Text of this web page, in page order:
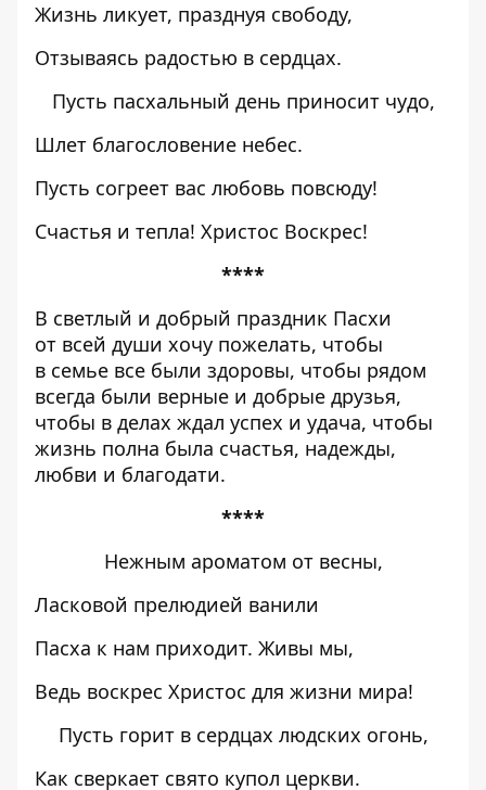
Жизнь ликует, празднуя свободу,
Отзываясь радостью в сердцах.
Пусть пасхальный день приносит чудо,
Шлет благословение небес.
Пусть согреет вас любовь повсюду!
Счастья и тепла! Христос Воскрес!
****
В светлый и добрый праздник Пасхи
от всей души хочу пожелать, чтобы
в семье все были здоровы, чтобы рядом
всегда были верные и добрые друзья,
чтобы в делах ждал успех и удача, чтобы
жизнь полна была счастья, надежды,
любви и благодати.
****
Нежным ароматом от весны,
Ласковой прелюдией ванили
Пасха к нам приходит. Живы мы,
Ведь воскрес Христос для жизни мира!
Пусть горит в сердцах людских огонь,
Как сверкает свято купол церкви.